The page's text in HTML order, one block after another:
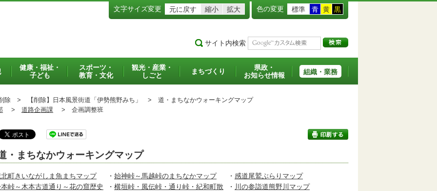
文字サイズ変更 元に戻す 縮小 拡大 色の変更 標準 青 黄 黒
サイト内検索
健康・福祉・
子ども
スポーツ・
教育・文化
観光・産業・
しごと
まちづくり
県政・
お知らせ情報
組織・業務
除 > 【削除】日本風景街道「伊勢熊野みち」 > 道・まちなかウォーキングマップ
> 道路企画課 > 企画調整班
・まちなかウォーキングマップ
町きいながしま魚まちマップ ・ 始神峠～馬越峠のまちなかマップ ・ 感道尾鷲ぶらりマップ
峠～木本古道通り～花の窟歴史
・ 横垣峠・風伝峠・通り峠・紀和町散
・ 川の参詣道熊野川マップ